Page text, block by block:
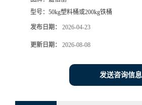
型号： 50kg塑料桶或200kg铁桶
发布日期： 2026-04-23
更新日期： 2026-08-08
发送咨询信息